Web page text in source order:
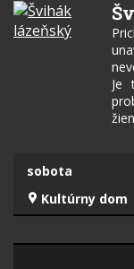
Je
sobota
Kultúrny dom